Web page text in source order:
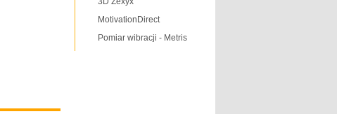
MotivationDirect
Pomiar wibracji - Metris